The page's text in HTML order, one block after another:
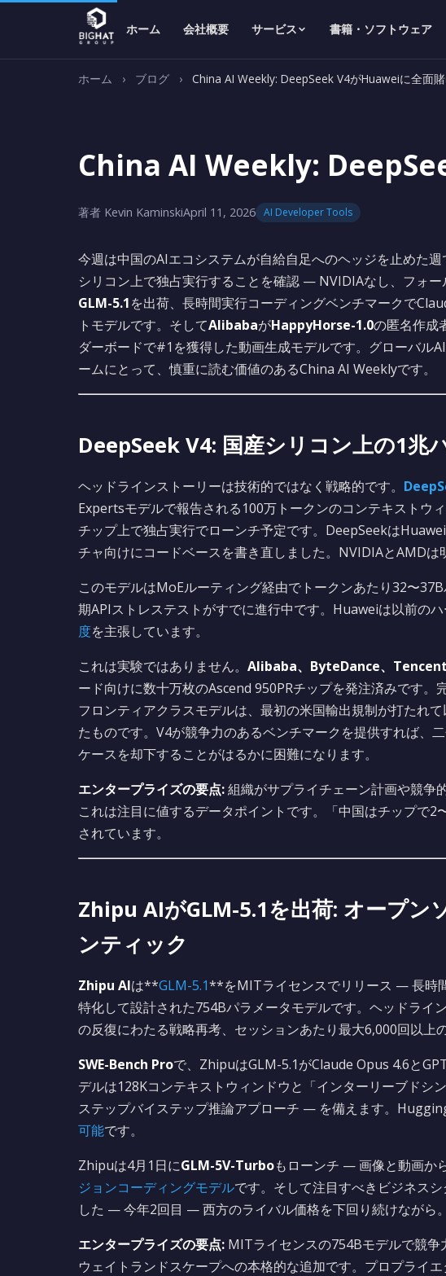
ホーム 会社概要 サービス 書籍・ソフトウェア
ホーム › ブログ › China AI Weekly: DeepSeek V4がHuaweiに全面
China AI Weekly:
著者 Kevin KaminskiApril 11, 2026 AI Developer Tools
今週は中国のAIエコシステムが自給自足へのヘッジを止めた週
シリコン上で独占実行することを確認 — NVIDIAなし、フォー
GLM-5.1を出荷、長時間実行コーディングベンチマークで
トモデルです。そしてAlibabaがHappyHorse-1.0の匿名作成
ダーボードで#1を獲得した動画生成モデルです。グローバル
ームにとって、慎重に読む価値のあるChina AI Weeklyです。
DeepSeek V4: 国産シリコン上の1兆
ヘッドラインストーリーは技術的ではなく戦略的です。
Expertsモデルで報告される100万トークンのコンテキストウ
チップ上で独占実行でローンチ予定です。DeepSeekは
チャ向けにコードベースを書き直しました。NVIDIAとAMDは
このモデルはMoEルーティング経由でトークンあたり32〜
期APIストレステストがすでに進行中です。Huaweiは以前の
度を主張しています。
これは実験ではありません。 Alibaba、ByteDance、Tencent
ード向けに数十万枚のAscend 950PRチップを発注済みです
フロンティアクラスモデルは、最初の米国輸出規制が打たれ
たものです。V4が競争力のあるベンチマークを提供すれば、
ケースを却下することがはるかに困難になります。
エンタープライズの要点:組織がサプライチェーン計画や競争
これは注目に値するデータポイントです。「中国はチップで2
されています。
Zhipu AIがGLM-5.1を出荷: オープン
ンティック
Zhipu AIは**GLM-5.1**をMITライセンスでリリース — 長時
特化して設計された754Bパラメータモデルです。ヘッドライ
の反復にわたる戦略再考、セッションあたり最大6,000回以上
SWE-Bench Proで、ZhipuはGLM-5.1がClaude Opus 4.6と
デルは128Kコンテキストウィンドウと「インターリーブド
ステップバイステップ推論アプローチ — を備えます。
可能です。
Zhipuは4月1日にGLM-5V-Turboもローンチ — 画像と動画か
ジョンコーディングモデルです。そして注目すべきビジネス
した — 今年2回目 — 西方のライバル価格を下回り続けながら。
エンタープライズの要点: MITライセンスの754Bモデルで競
ウェイトランドスケープへの本格的な追加です。プロプライ